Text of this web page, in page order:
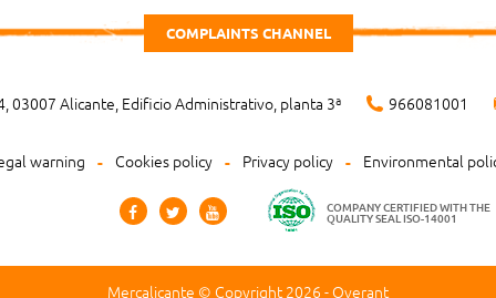
COMPLAINTS CHANNEL
03007 Alicante, Edificio Administrativo, planta 3ª 966081001
warning Cookies policy Privacy policy Environmental
COMPANY CERTIFIED WITH THE
QUALITY SEAL ISO-14001
Mercalicante © Copyright 2026 - Overant